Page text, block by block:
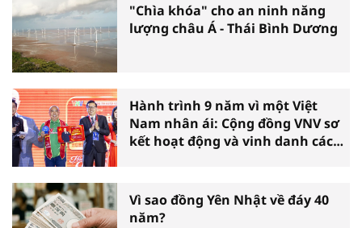
"Chìa khóa" cho an ninh năng
lượng châu Á - Thái Bình Dương
Hành trình 9 năm vì một Việt
Nam nhân ái: Cộng đồng VNV sơ
kết hoạt động và vinh danh các
Vì sao đồng Yên Nhật về đáy 40
năm?